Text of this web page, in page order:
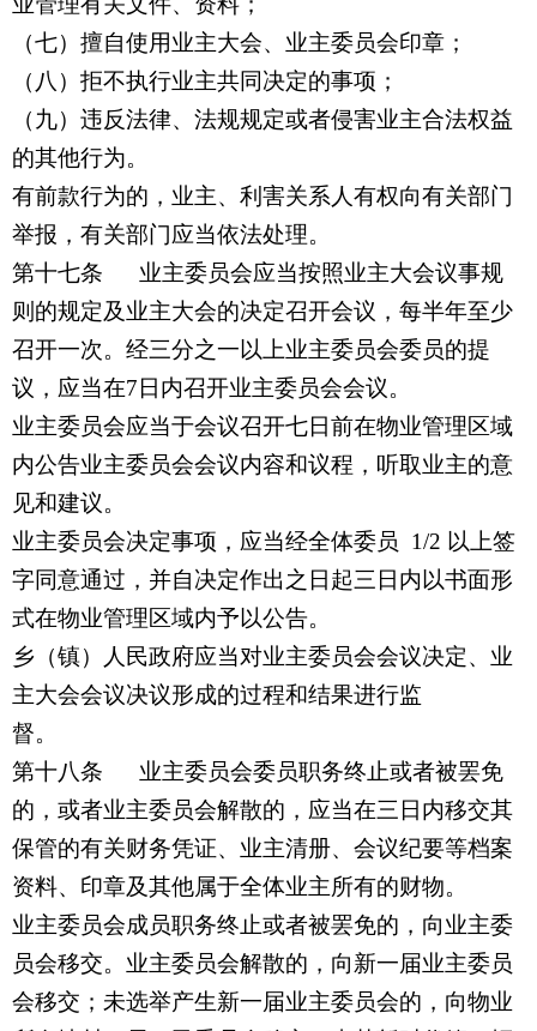
（七）擅自使用业主大会、业主委员会印章；
（八）拒不执行业主共同决定的事项；
（九）违反法律、法规规定或者侵害业主合法权益
的其他行为。
有前款行为的，业主、利害关系人有权向有关部门
举报，有关部门应当依法处理。
第十七条
业主委员会应当按照业主大会议事规
则的规定及业主大会的决定召开会议，每半年至少
召开一次。经三分之一以上业主委员会委员的提
议，应当在7日内召开业主委员会会议。
业主委员会应当于会议召开七日前在物业管理区域
内公告业主委员会会议内容和议程，听取业主的意
见和建议。
业主委员会决定事项，应当经全体委员 1/2 以上签
字同意通过，并自决定作出之日起三日内以书面形
式在物业管理区域内予以公告。
乡（镇）人民政府应当对业主委员会会议决定、业
主大会会议决议形成的过程和结果进行监
督。
第十八条
业主委员会委员职务终止或者被罢免
的，或者业主委员会解散的，应当在三日内移交其
保管的有关财务凭证、业主清册、会议纪要等档案
资料、印章及其他属于全体业主所有的财物。
业主委员会成员职务终止或者被罢免的，向业主委
员会移交。业主委员会解散的，向新一届业主委员
会移交；未选举产生新一届业主委员会的，向物业